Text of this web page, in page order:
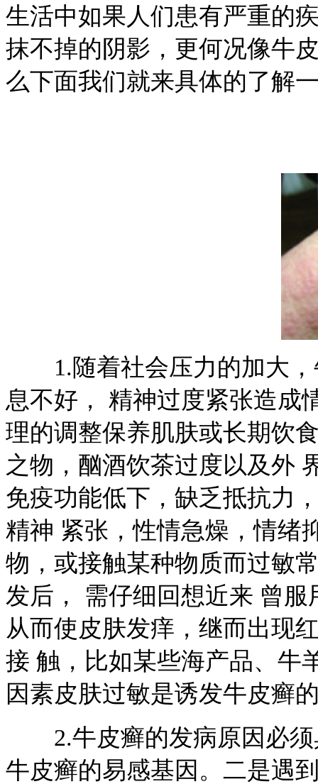
生活中如果人们患有严重的
抹不掉的阴影，更何况像牛
么下面我们就来具体的了解
1.随着社会压力的加大，
息不好， 精神过度紧张造成
理的调整保养肌肤或长期饮
之物，酗酒饮茶过度以及外
免疫功能低下，缺乏抵抗力
精神 紧张，性情急燥，情绪
物，或接触某种物质而过敏
发后， 需仔细回想近来 曾
从而使皮肤发痒，继而出现
接 触，比如某些海产品、牛
因素皮肤过敏是诱发牛皮癣
2.牛皮癣的发病原因必须
牛皮癣的易感基因。二是遇